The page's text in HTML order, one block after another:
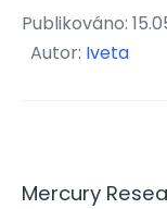
Publikováno:
Autor: Iveta
Mercury